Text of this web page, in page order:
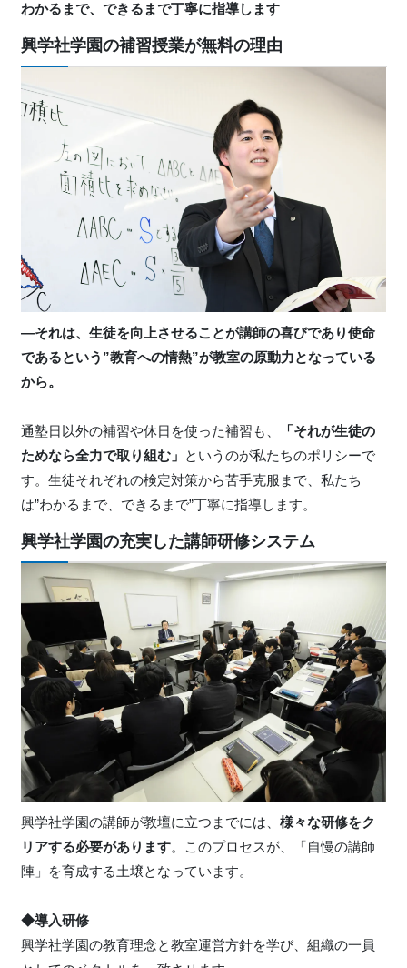
わかるまで、できるまで丁寧に指導します
興学社学園の補習授業が無料の理由
―それは、生徒を向上させることが講師の喜びであり使命
であるという”教育への情熱”が教室の原動力となっている
から。
通塾日以外の補習や休日を使った補習も、
「それが生徒の
ためなら全力で取り組む」 というのが私たちのポリシーで
す。生徒それぞれの検定対策から苦手克服まで、私たち
は”わかるまで、できるまで”丁寧に指導します。
興学社学園の充実した講師研修システム
興学社学園の講師が教壇に立つまでには、 様々な研修をク
リアする必要があります。このプロセスが、「自慢の講師
陣」を育成する土壌となっています。
◆導入研修
興学社学園の教育理念と教室運営方針を学び、組織の一員